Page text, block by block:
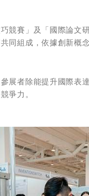
競賽」及「國際論文
同組成，依據創新概
展者除能提升國際表
爭力。